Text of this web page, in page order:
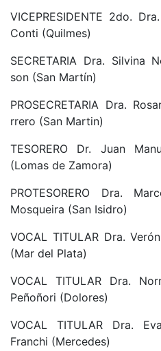
VI­CE­PRE­SI­DEN­TE 2do.
Conti (Quil­me­s)
SE­CRE­TA­RIA Dra. Sil­vi­na
son (San Mar­tí­n)
PRO­SE­CRE­TA­RIA Dra.
rre­ro (San Mar­ti­n)
TE­SO­RE­RO Dr. Juan
(Lo­mas de Za­mo­ra)
PRO­TE­SO­RE­RO Dra.
Mos­quei­ra (San Isi­dro)
VO­CAL TI­TU­LAR Dra.
(Mar del Pla­ta)
VO­CAL TI­TU­LAR Dra.
Pe­ño­ño­ri (Do­lo­res)
VO­CAL TI­TU­LAR Dra.
Fran­chi (Mer­ce­des)